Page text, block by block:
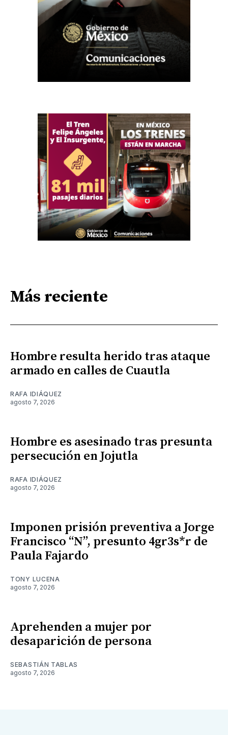
Más reciente
Hombre resulta herido tras ataque
armado en calles de Cuautla
RAFA IDIÁQUEZ
agosto 7, 2026
Hombre es asesinado tras presunta
persecución en Jojutla
RAFA IDIÁQUEZ
agosto 7, 2026
Imponen prisión preventiva a Jorge
Francisco “N”, presunto 4gr3s*r de
Paula Fajardo
TONY LUCENA
agosto 7, 2026
Aprehenden a mujer por
desaparición de persona
SEBASTIÁN TABLAS
agosto 7, 2026